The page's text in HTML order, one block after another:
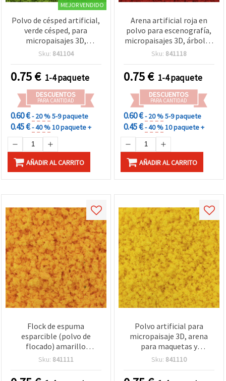
MEJOR VENDIDO
Polvo de césped artificial,
verde césped, para
micropaisajes 3D,
dioramas y mesas de
inclusión en resina epoxi,
5 g
Sku: 841104
0.75€ 1-4 paquete
DESCUENTOS
PARA CANTIDAD
0.60 €- 20 %5-9 paquete
0.45 €- 40 %10 paquete +
AÑADIR AL CARRITO
Arena artificial roja en
polvo para escenografía,
micropaisajes 3D, árboles
y flores en miniatura,
inclusión en resina epoxi,
5 g
Sku: 841118
0.75€ 1-4 paquete
DESCUENTOS
PARA CANTIDAD
0.60 €- 20 %5-9 paquete
0.45 €- 40 %10 paquete +
AÑADIR AL CARRITO
Flock de espuma
esparcible (polvo de
flocado) amarillo
anaranjado brillante para
miniatura: micropaísajes
Sku: 841111
Polvo artificial para
micropaisaje 3D, arena
para maquetas y
miniaturas (árboles y
para resina epoxi - 5 g
Sku: 841110